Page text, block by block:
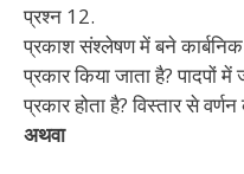
प्रश्न 12.
प्रकाश संश्लेषण में बने
प्रकार किया जाता है?
प्रकार होता है? विस्तार से
अथवा